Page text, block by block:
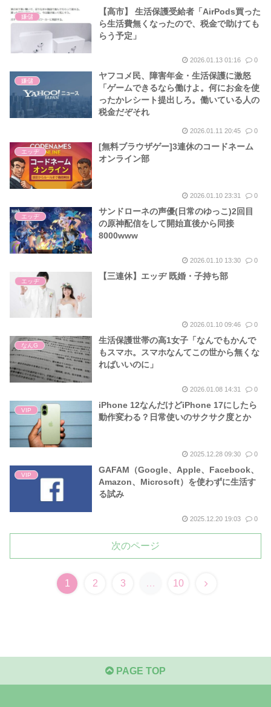
嫌儲
【高市】 生活保護受給者「AirPods買った
ら生活費無くなったので、税金で助けても
らう予定」
2026.01.13 01:16 0
嫌儲
ヤフコメ民、障害年金・生活保護に激怒
「ゲームできるなら働けよ。何にお金を使
ったかレシート提出しろ。働いている人の
税金だぞそれ
2026.01.11 20:45 0
エッヂ
[無料ブラウザゲー]3連休のコードネーム
オンライン部
2026.01.10 23:31 0
エッヂ
サンドローネの声優(日常のゆっこ)2回目
の原神配信をして開始直後から同接
8000www
2026.01.10 13:30 0
エッヂ
【三連休】エッヂ 既婚・子持ち部
2026.01.10 09:46 0
なんG
生活保護世帯の高1女子「なんでもかんで
もスマホ。スマホなんてこの世から無くな
ればいいのに」
2026.01.08 14:31 0
VIP
iPhone 12なんだけどiPhone 17にしたら
動作変わる？日常使いのサクサク度とか
2025.12.28 09:30 0
VIP
GAFAM（Google、Apple、Facebook、
Amazon、Microsoft）を使わずに生活す
る試み
2025.12.20 19:03 0
次のページ
1 2 3 … 10
次
PAGE TOP